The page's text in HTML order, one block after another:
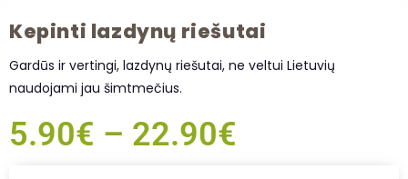
Kepinti lazdynų riešutai
Gardūs ir vertingi, lazdynų riešutai, ne veltui Lietuvių
naudojami jau šimtmečius.
5.90€ – 22.90€